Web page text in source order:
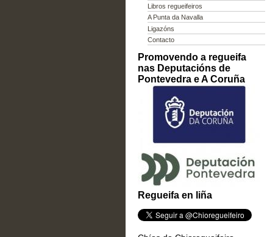
Libros regueifeiros
A Punta da Navalla
Ligazóns
Contacto
Promovendo a regueifa
nas Deputacións de
Pontevedra e A Coruña
Regueifa en liña